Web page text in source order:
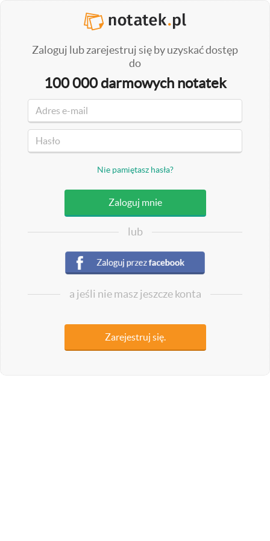
Zaloguj lub zarejestruj się by uzyskać dostęp
do
100 000 darmowych notatek
Nie pamiętasz hasła?
lub
a jeśli nie masz jeszcze konta
Zarejestruj się.